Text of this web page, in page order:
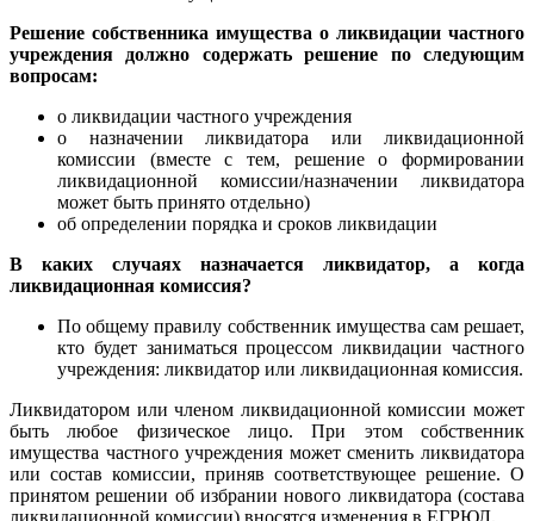
Решение собственника имущества о ликвидации частного
учреждения должно содержать решение по следующим
вопросам:
о ликвидации частного учреждения
о назначении ликвидатора или ликвидационной
комиссии (вместе с тем, решение о формировании
ликвидационной комиссии/назначении ликвидатора
может быть принято отдельно)
об определении порядка и сроков ликвидации
В каких случаях назначается ликвидатор, а когда
ликвидационная комиссия?
По общему правилу собственник имущества сам решает,
кто будет заниматься процессом ликвидации частного
учреждения: ликвидатор или ликвидационная комиссия.
Ликвидатором или членом ликвидационной комиссии может
быть любое физическое лицо. При этом собственник
имущества частного учреждения может сменить ликвидатора
или состав комиссии, приняв соответствующее решение. О
принятом решении об избрании нового ликвидатора (состава
ликвидационной комиссии) вносятся изменения в ЕГРЮЛ.